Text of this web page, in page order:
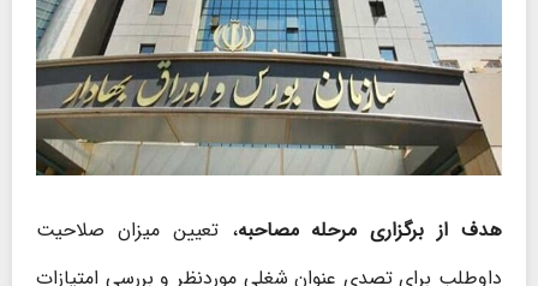
هدف از برگزاری مرحله مصاحبه، تعیین میزان صلاحیت
داوطلب برای تصدی عنوان شغلی موردنظر و بررسی امتیازات